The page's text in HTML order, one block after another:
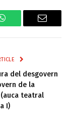
WhatsAppEmail
del desgovern
de la
teatral
I)